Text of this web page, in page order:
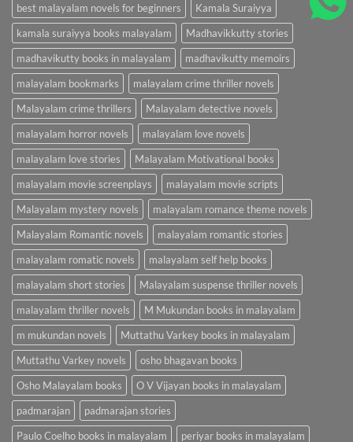
best malayalam novels for beginners
Kamala Suraiyya
kamala suraiyya books malayalam
Madhavikkutty stories
madhavikutty books in malayalam
madhavikutty memoirs
malayalam bookmarks
malayalam crime thriller novels
Malayalam crime thrillers
Malayalam detective novels
malayalam horror novels
malayalam love novels
malayalam love stories
Malayalam Motivational books
malayalam movie screenplays
malayalam movie scripts
Malayalam mystery novels
malayalam romance theme novels
Malayalam Romantic novels
malayalam romantic stories
malayalam romatic novels
malayalam self help books
malayalam short stories
Malayalam suspense thriller novels
malayalam thriller novels
M Mukundan books in malayalam
m mukundan novels
Muttathu Varkey books in malayalam
Muttathu Varkey novels
osho bhagavan books
Osho Malayalam books
O V Vijayan books in malayalam
padmarajan
padmarajan stories
Paulo Coelho books in malayalam
periyar books in malayalam